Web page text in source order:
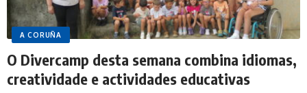
A CORUÑA
O Divercamp desta semana combina idiomas,
creatividade e actividades educativas